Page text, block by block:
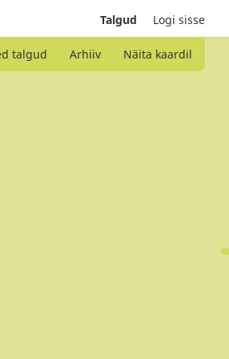
Talgud Logi sisse
talgud Arhiiv Näita kaardil